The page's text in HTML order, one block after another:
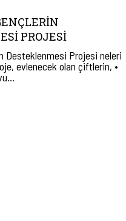
PROJESI
Desteklenmesi Projesi neleri
evlenecek olan çiftlerin, •